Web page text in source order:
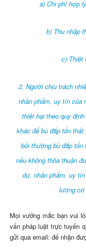
a) Chi phí hợp
b) Thu nhập
c) Thiệt
2. Người chịu trách
nhân phẩm, uy tín của
thiệt hại theo quy
khác để bù đắp tổn
bồi thường bù đắp
nếu không thỏa thuận
dự, nhân phẩm, uy
lương cơ
Mọi vướng mắc bạn vui
vấn pháp luật trực tuyến
gửi qua email: để nhận